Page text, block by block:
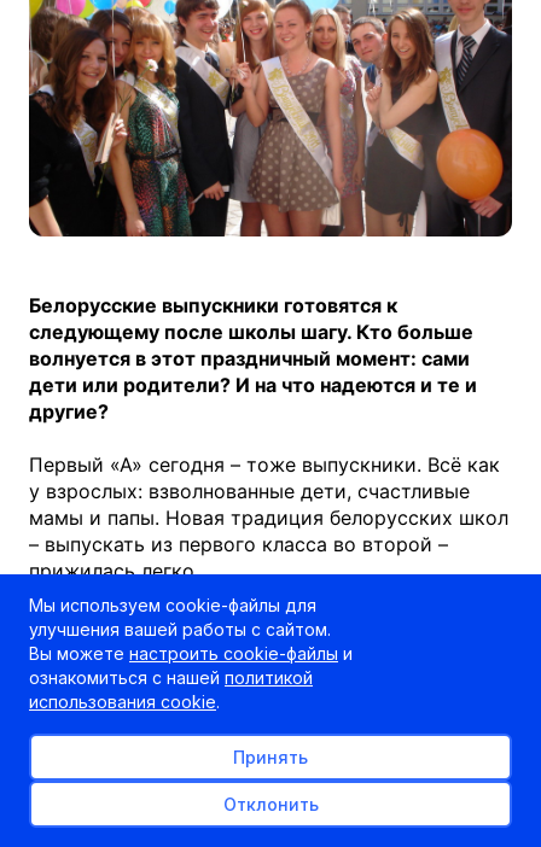
Белорусские выпускники готовятся к
следующему после школы шагу. Кто больше
волнуется в этот праздничный момент: сами
дети или родители? И на что надеются и те и
другие?
Первый «А» сегодня – тоже выпускники. Всё как
у взрослых: взволнованные дети, счастливые
мамы и папы. Новая традиция белорусских школ
– выпускать из первого класса во второй –
прижилась легко.
Катерина Рябцева, мама:
-- Было страшно, а сейчас первый класс
закончили, чувствуем себя на высоте, как будто
11-й, это очень волнительно, все бабушки тут у
нас плакали.
Мамы «взрослых детей» тоже еле сдерживают
слёзы. И пытаются не упустить ни одной
секунды. Для них 11 лет учёбы пронеслись
Споступлением в этом году ситуация особая–
Мы используем cookie-файлы для
улучшения вашей работы с сайтом.
Вы можете настроить cookie-файлы и
ознакомиться с нашей политикой
использования cookie.
Принять
Отклонить